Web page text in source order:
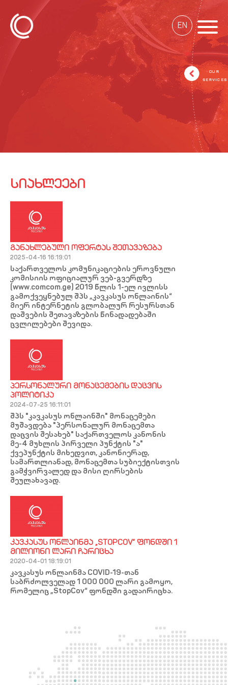
EN
OUR
SERVICES
ᲡᲘᲐᲮᲚᲔᲔᲑᲘ
ᲒᲐᲜᲐᲮᲚᲔᲑᲣᲚᲘ ᲝᲤᲔᲠᲢᲐᲡ ᲨᲔᲗᲐᲕᲐᲖᲔᲑᲐ
2025-04-16 16:19:01
საქართველოს კომუნიკაციების ეროვნული
კომისიის ოფიციალურ ვებ-გვერდზე
(www.comcom.ge) 2019 წლის 1-ელ ივლისს
გამოქვეყნებულ შპს „კავკასუს ონლაინის“
მიერ ინტერნეტის გლობალურ რესურსთან
დაშვების შეთავაზების წინადადებაში
ცვლილებები შევიდა.
ᲞᲔᲠᲡᲝᲜᲐᲚᲣᲠᲘ ᲛᲝᲜᲐᲪᲔᲛᲔᲑᲘᲡ ᲓᲐᲪᲕᲘᲡ
ᲞᲝᲚᲘᲢᲘᲙᲐ
2024-07-25 16:11:01
შპს "კავკასუს ონლაინში" მონაცემები
მუშავდება "პერსონალურ მონაცემთა
დაცვის შესახებ" საქართველოს კანონის
მე-4 მუხლის პირველი პუნქტის "ა"
ქვეპუნქტის მიხედვით, კანონიერად,
სამართლიანად, მონაცემთა სუბიექტისთვის
გამჭვირვალედ და მისი ღირსების
შეულახავად.
ᲙᲐᲕᲙᲐᲡᲣᲡ ᲝᲜᲚᲐᲘᲜᲛᲐ „STOPCOV“ ᲤᲝᲜᲓᲨᲘ 1
ᲛᲘᲚᲘᲝᲜᲘ ᲚᲐᲠᲘ ᲩᲐᲠᲘᲪᲮᲐ
2020-04-01 18:19:01
კავკასუს ონლაინმა COVID-19-თან
საბრძოლველად 1 000 000 ლარი გამოყო,
რომელიც „StopCov“ ფონდში გადაირიცხა.